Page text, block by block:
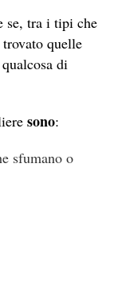
se, tra i tipi che
quelle
di
sono:
sfumano o